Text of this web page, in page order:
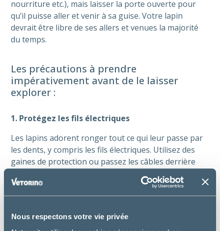
Nous respectons votre vie privée
nourriture etc.), mais laisser la porte ouverte pour
qu’il puisse aller et venir à sa guise. Votre lapin
devrait être libre de ses allers et venues la majorité
du temps.
Les précautions à prendre
impérativement avant de le laisser
explorer :
1. Protégez les fils électriques
Les lapins adorent ronger tout ce qui leur passe par
les dents, y compris les fils électriques. Utilisez des
gaines de protection ou passez les câbles derrière
des meubles lourds pour éviter tout accident.
2. Attention aux plantes d’intérieur
Attention avec certaines plantes qui peuvent être très